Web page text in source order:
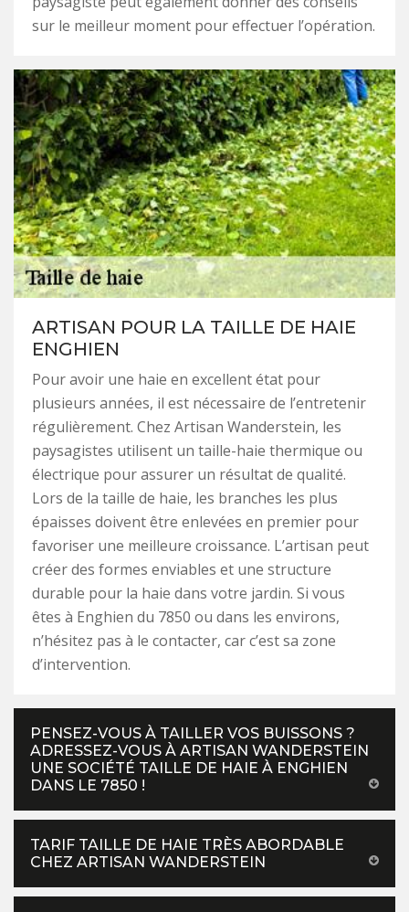
sur le meilleur moment pour effectuer l’opération.
ARTISAN POUR LA TAILLE DE HAIE
ENGHIEN
Pour avoir une haie en excellent état pour
plusieurs années, il est nécessaire de l’entretenir
régulièrement. Chez Artisan Wanderstein, les
paysagistes utilisent un taille-haie thermique ou
électrique pour assurer un résultat de qualité.
Lors de la taille de haie, les branches les plus
épaisses doivent être enlevées en premier pour
favoriser une meilleure croissance. L’artisan peut
créer des formes enviables et une structure
durable pour la haie dans votre jardin. Si vous
êtes à Enghien du 7850 ou dans les environs,
n’hésitez pas à le contacter, car c’est sa zone
d’intervention.
PENSEZ-VOUS À TAILLER VOS BUISSONS ?
ADRESSEZ-VOUS À ARTISAN WANDERSTEIN
UNE SOCIÉTÉ TAILLE DE HAIE À ENGHIEN
DANS LE 7850 !
TARIF TAILLE DE HAIE TRÈS ABORDABLE
CHEZ ARTISAN WANDERSTEIN